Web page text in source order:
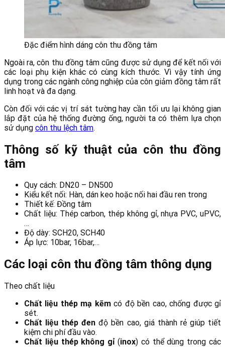
Đặc điểm hình dáng côn thu đồng tâm
Ngoài ra, côn thu đồng tâm cũng được sử dụng để kết nối với
các loại phụ kiện khác có cùng kích thước. Vì vậy tính ứng
dụng trong các ngành công nghiệp của côn giảm đồng tâm rất
linh hoạt và đa dạng.
Còn đối với các vị trí sát tường hay cần tối ưu lại không gian
lắp đặt của hệ thống đường ống, người ta có thêm lựa chọn
sử dụng côn thu lệch tâm.
Thông số kỹ thuật của côn thu đồng
tâm
Quy cách: DN20 – DN500
Kiểu kết nối: Hàn, dán keo hoặc nối hai đầu ren trong
Thiết kế: Đồng tâm
Chất liệu: Thép carbon, thép không gỉ, nhựa PVC, uPVC,
…
Độ dày: SCH20, SCH40
Áp lực: 10bar, 16bar,…
Các loại côn thu đồng tâm thông dụng
Theo chất liệu
Chất liệu thép mạ kẽmcó độ bền cao, chống được gỉ
sét.
Chất liệu thép đenđộ bền cao, giá thành rẻ giúp tiết
kiệm chi phí đầu vào.
Chất liệu thép không gỉ (inox) có thể dùng trong các